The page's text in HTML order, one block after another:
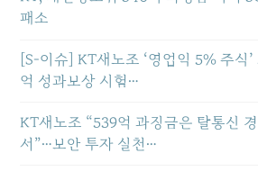
패소
[S-이슈] KT새노조 ‘영업익 5% 주식
억 성과보상 시험…
KT새노조 “539억 과징금은 탈통신
서”…보안 투자 실천…